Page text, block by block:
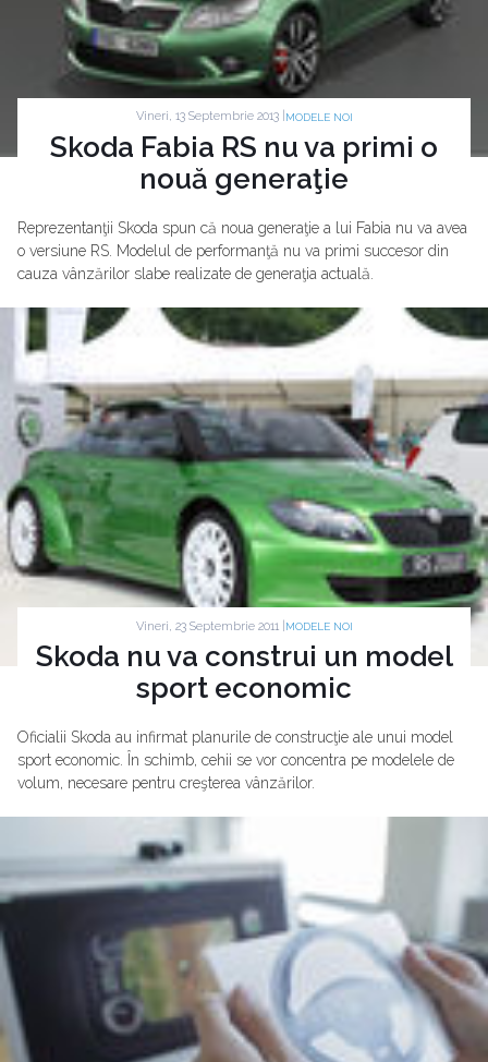
Vineri, 13 Septembrie 2013 | MODELE NOI
Skoda Fabia RS nu va primi o
nouă generaţie
Reprezentanţii Skoda spun că noua generaţie a lui Fabia nu va avea
o versiune RS. Modelul de performanţă nu va primi succesor din
cauza vânzărilor slabe realizate de generaţia actuală.
Vineri, 23 Septembrie 2011 | MODELE NOI
Skoda nu va construi un model
sport economic
Oficialii Skoda au infirmat planurile de construcţie ale unui model
sport economic. În schimb, cehii se vor concentra pe modelele de
volum, necesare pentru creşterea vânzărilor.